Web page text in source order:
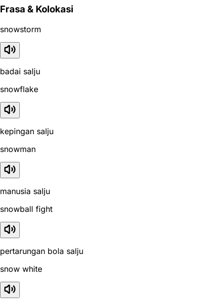
Frasa & Kolokasi
snowstorm
badai salju
snowflake
kepingan salju
snowman
manusia salju
snowball fight
pertarungan bola salju
snow white